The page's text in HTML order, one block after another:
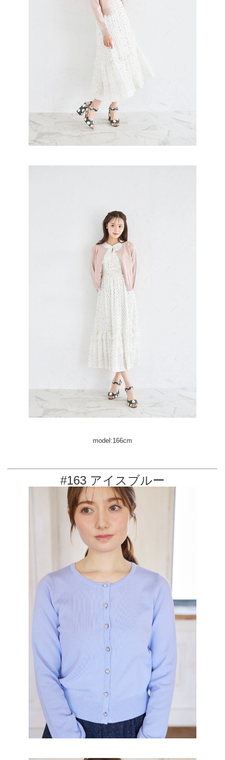
model:166cm
#163 アイスブルー